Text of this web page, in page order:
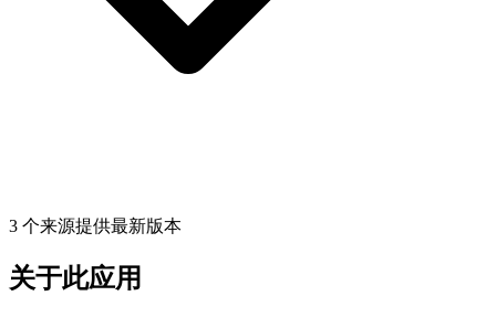
3 个来源提供最新版本
关于此应用